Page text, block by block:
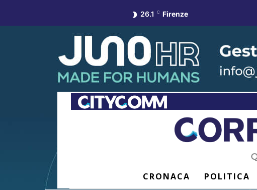
26.1 C Firenze
CRONACA POLITICA